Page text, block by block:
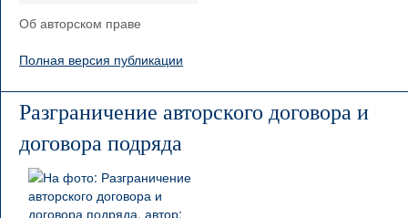
Об авторском праве
Полная версия публикации
Разграничение авторского договора и
договора подряда